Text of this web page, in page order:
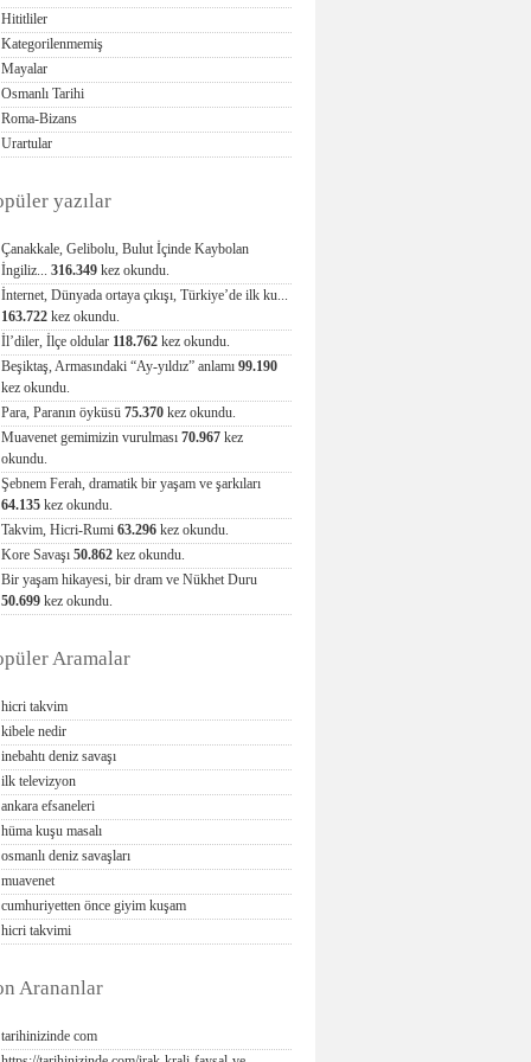
Hititliler
Kategorilenmemiş
Mayalar
Osmanlı Tarihi
Roma-Bizans
Urartular
yazılar
Çanakkale, Gelibolu, Bulut İçinde Kaybolan
İngiliz... 316.349 kez okundu.
İnternet, Dünyada ortaya çıkışı, Türkiye’de ilk ku...
163.722 kez okundu.
İl’diler, İlçe oldular 118.762 kez okundu.
Beşiktaş, Armasındaki “Ay-yıldız” anlamı 99.190
kez okundu.
Para, Paranın öyküsü 75.370 kez okundu.
Muavenet gemimizin vurulması 70.967 kez
okundu.
Şebnem Ferah, dramatik bir yaşam ve şarkıları
64.135 kez okundu.
Takvim, Hicri-Rumi 63.296 kez okundu.
Kore Savaşı 50.862 kez okundu.
Bir yaşam hikayesi, bir dram ve Nükhet Duru
50.699 kez okundu.
Aramalar
hicri takvim
kibele nedir
inebahtı deniz savaşı
ilk televizyon
ankara efsaneleri
hüma kuşu masalı
osmanlı deniz savaşları
muavenet
cumhuriyetten önce giyim kuşam
hicri takvimi
Arananlar
tarihinizinde com